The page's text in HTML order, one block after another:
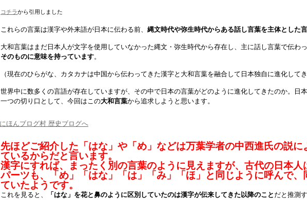
コチラから引用しました
これらの言葉は漢字や外来語が日本に伝わる前、 縄文時代や弥生時代からある話し言葉を主体とした言
大和言葉はまだ日本人が文字を使用していなかった縄文・弥生時代から存在し、主に話し言葉で伝わ
そのものに意味を持っています。
（現在のひらがな、カタカナは中国から伝わってきた漢字と大和言葉を融合して日本独自に進化して
世界中に数多くの言語が存在していますが、その中で日本の言葉がどのように進化してきたのか。日
一つの切り口として、今回はこの大和言葉から追求しようと思います。
先ほどご紹介した「はな」や「め」などは万葉学者の中西進氏の説に
ているからだと言います。
漢字にすれば、まったく別の言葉のように見えますが、古代の日本人
パーツも、「め」「はな」「は」「み」「ほ」と同じように呼んで、
ていたようです。
これを見ると、 「はな」を花と鼻のように区別していたのは漢字が伝来してきた以降のこと だと推測